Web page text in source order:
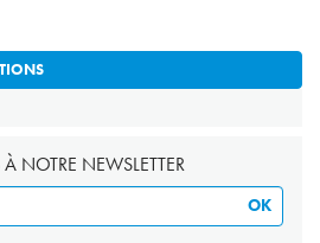
NOTRE NEWSLETTER
OK